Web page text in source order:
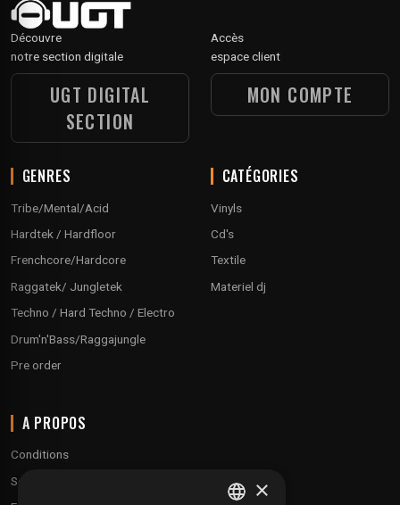
Découvre
notre section digitale
UGT DIGITAL
SECTION
Accès
espace client
MON COMPTE
GENRES
Tribe/Mental/Acid
Hardtek / Hardfloor
Frenchcore/Hardcore
Raggatek/ Jungletek
Techno / Hard Techno / Electro
Drum'n'Bass/Raggajungle
Pre order
CATÉGORIES
Vinyls
Cd's
Textile
Materiel dj
A PROPOS
Conditions
Service client
×